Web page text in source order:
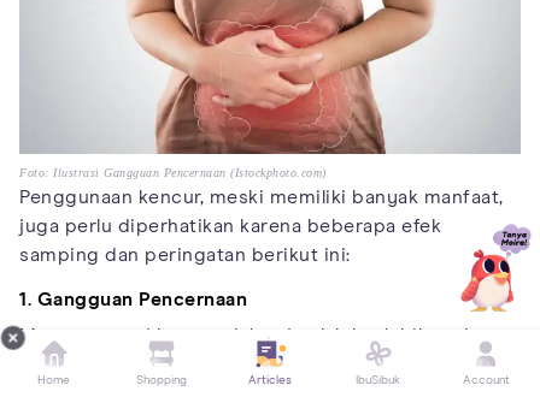
Foto: Ilustrasi Gangguan Pencernaan (Istockphoto.com)
Penggunaan kencur, meski memiliki banyak manfaat,
juga perlu diperhatikan karena beberapa efek
samping dan peringatan berikut ini:
1. Gangguan Pencernaan
Mengonsumsi kencur dalam jumlah berlebihan dapat
menyebabkangangguan sistem pencernaan
seperti
Home Shopping Articles IbuSibuk Account